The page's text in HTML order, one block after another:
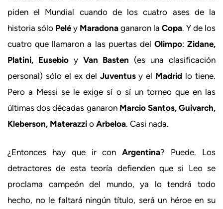
piden el Mundial cuando de los cuatro ases de la
historia sólo Pelé y Maradona ganaron la Copa. Y de los
cuatro que llamaron a las puertas del Olimpo: Zidane,
Platini, Eusebioy Van Basten (es una clasificación
personal) sólo el ex del Juventusy el Madrid lo tiene.
Pero a Messi se le exige sí o sí un torneo que en las
últimas dos décadas ganaron Marcio Santos, Guivarch,
Kleberson, Materazzi o Arbeloa. Casi nada.
¿Entonces hay que ir conArgentina? Puede. Los
detractores de esta teoría defienden que si Leo se
proclama campeón del mundo, ya lo tendrá todo
hecho, no le faltará ningún título, será un héroe en su